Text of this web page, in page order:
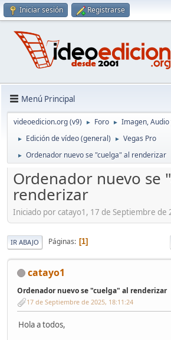
Iniciar sesión Registrarse
Menú Principal
videoedicion.org (v9) ► Foro ► Imagen,
► Edición de vídeo (general) ► Vegas Pro
► Ordenador nuevo se "cuelga" al renderizar
Ordenador nuevo se
renderizar
Iniciado por catayo1, 17 de Septiembre de
IR ABAJO Páginas 1
catayo1
Ordenador nuevo se "cuelga" al renderizar
17 de Septiembre de 2025, 18:11:24
Hola a todos,